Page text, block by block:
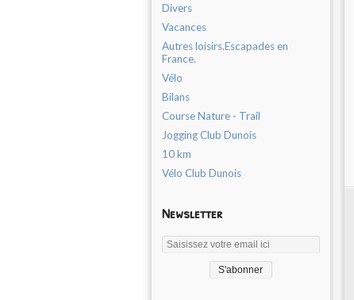
Divers
Vacances
Autres loisirs.Escapades en
France.
Vélo
Bilans
Course Nature - Trail
Jogging Club Dunois
10 km
Vélo Club Dunois
Newsletter